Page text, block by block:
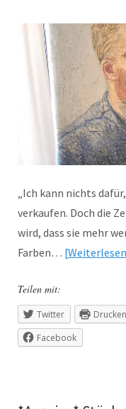
„Ich kann nichts
verkaufen. Doch die
wird, dass sie mehr
Farben… Weiterlesen
Teilen mit:
Twitter Drucken
Facebook